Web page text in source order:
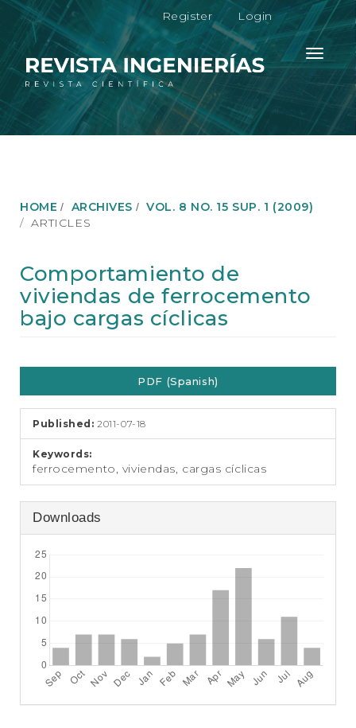
M
a
n
N
a
g
n
M
n
C
o
n
S
d
a
r
Register Login
Toggle
HOME ARCHIVES
VOL. 8 NO. 15 SUP. 1 (2009)
ARTICLES
Comportamiento de
viviendas de ferrocemento
bajo cargas cíclicas
Article
Sidebar
PDF (Spanish)
Published:2011-07-18
Keywords:
ferrocemento, viviendas, cargas cíclicas
Downloads